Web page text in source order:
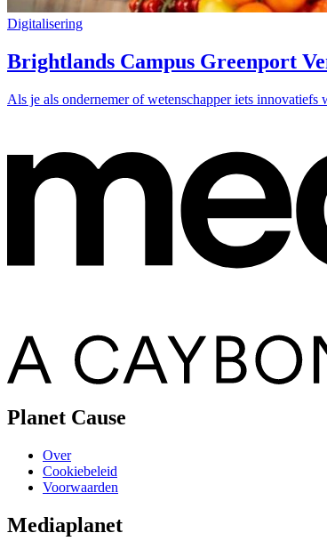
Digitalisering
Brightlands Campus Greenport
Als je als ondernemer of wetenschapper iets
Planet Cause
Over
Cookiebeleid
Voorwaarden
Mediaplanet